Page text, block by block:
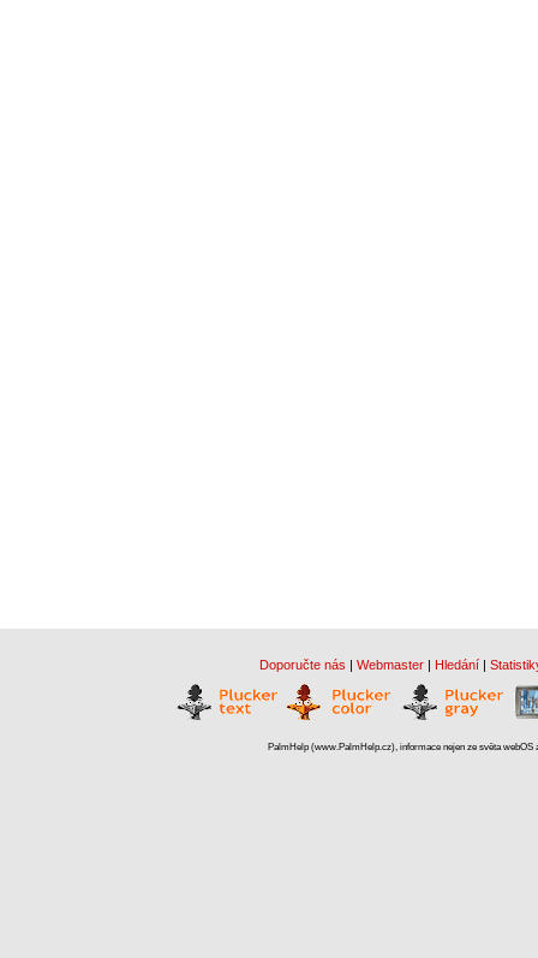
Doporučte nás | Webmaster | Hledání |
PalmHelp (www.PalmHelp.cz), informace nejen ze světa